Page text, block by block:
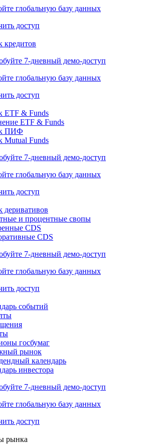
глобальную базу данных
доступ
кредитов
7-дневный демо-доступ
глобальную базу данных
доступ
ETF & Funds
ETF & Funds
ПИФ
Mutual Funds
7-дневный демо-доступ
глобальную базу данных
доступ
деривативов
и процентные свопы
CDS
CDS
7-дневный демо-доступ
глобальную базу данных
доступ
событий
госбумаг
рынок
календарь
инвестора
7-дневный демо-доступ
глобальную базу данных
доступ
рынка